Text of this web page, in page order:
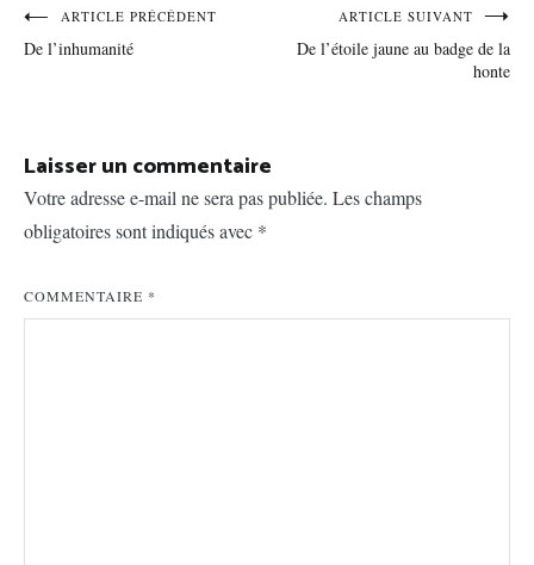
Navigation
de
ARTICLE PRÉCÉDENT
De l’inhumanité
ARTICLE SUIVANT
De l’étoile jaune au badge de la
honte
Laisser un commentaire
Votre adresse e-mail ne sera pas publiée. Les champs
obligatoires sont indiqués avec *
COMMENTAIRE *